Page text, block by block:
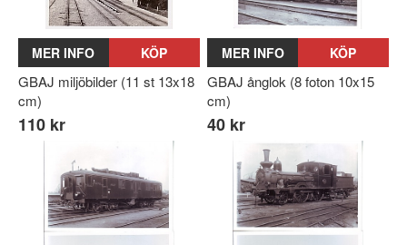
MER INFO KÖP
GBAJ miljöbilder (11 st 13x18
cm)
110 kr
MER INFO KÖP
GBAJ ånglok (8 foton 10x15
cm)
40 kr